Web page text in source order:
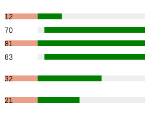
12
70
81
83
32
21